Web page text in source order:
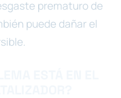
prematuro de
puede dañar el